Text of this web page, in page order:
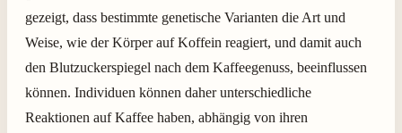
gezeigt, dass bestimmte genetische Varianten die Art und
Weise, wie der Körper auf Koffein reagiert, und damit auch
den Blutzuckerspiegel nach dem Kaffeegenuss, beeinflussen
können. Individuen können daher unterschiedliche
Reaktionen auf Kaffee haben, abhängig von ihren